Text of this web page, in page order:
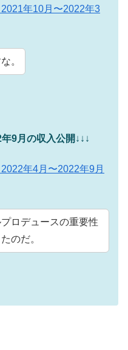
年10月〜2022年3
。
9月の収入公開 ↓↓↓
年4月〜2022年9月
ロデュースの重要性
のだ。